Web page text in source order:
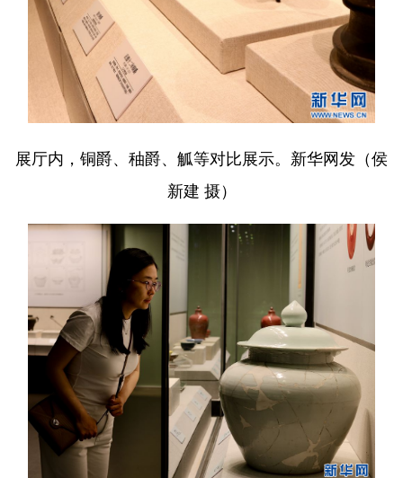
展厅内，铜爵、秞爵、觚等对比展示。新华网发（侯
新建 摄）